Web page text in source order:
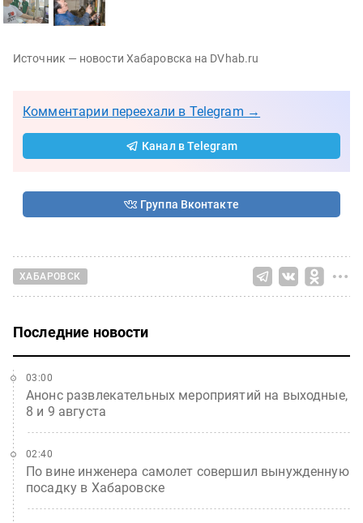
Источник — новости Хабаровска на DVhab.ru
Комментарии переехали в Telegram →
Канал в Telegram
Группа Вконтакте
ХАБАРОВСК
Последние новости
Анонс развлекательных мероприятий на выходные,
8 и 9 августа
03:00
По вине инженера самолет совершил вынужденную
посадку в Хабаровске
02:40